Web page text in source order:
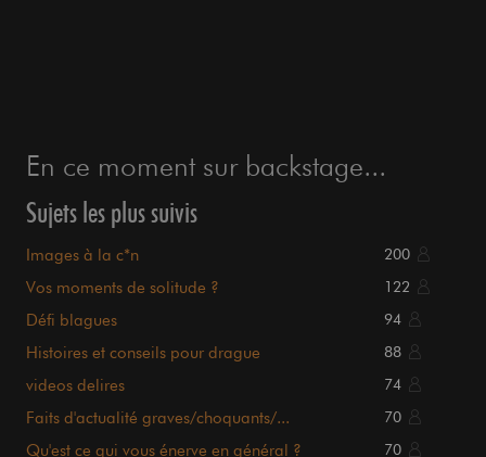
En ce moment sur backstage...
Sujets les plus suivis
Images à la c*n 200
Vos moments de solitude ? 122
Défi blagues 94
Histoires et conseils pour drague 88
videos delires 74
Faits d'actualité graves/choquants/... 70
Qu'est ce qui vous énerve en général ? 70